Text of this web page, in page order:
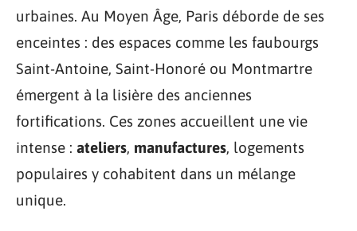
urbaines. Au Moyen Âge, Paris déborde de ses
enceintes : des espaces comme les faubourgs
Saint-Antoine, Saint-Honoré ou Montmartre
émergent à la lisière des anciennes
fortifications. Ces zones accueillent une vie
intense : ateliers, manufactures, logements
populaires y cohabitent dans un mélange
unique.